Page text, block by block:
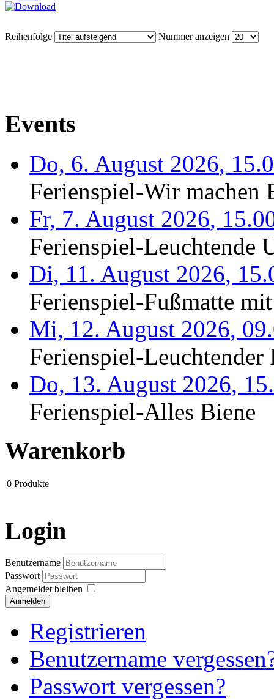
Reihenfolge Nummer anzeigen
Events
Do, 6. August 2026,
Ferienspiel-Wir machen
Fr, 7. August 2026,
Ferienspiel-Leuchtende
Di, 11. August 2026,
Ferienspiel-Fußmatte
Mi, 12. August 2026,
Ferienspiel-Leuchtender
Do, 13. August 2026,
Ferienspiel-Alles Biene
Warenkorb
0 Produkte
Login
Benutzername
Passwort
Angemeldet bleiben
Anmelden
Registrieren
Benutzername
Passwort vergessen?